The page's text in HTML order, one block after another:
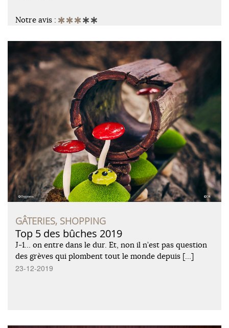
Notre avis :
GÂTERIES, SHOPPING
Top 5 des bûches 2019
J-1… on entre dans le dur. Et, non il n’est pas question
des grèves qui plombent tout le monde depuis […]
23-12-2019